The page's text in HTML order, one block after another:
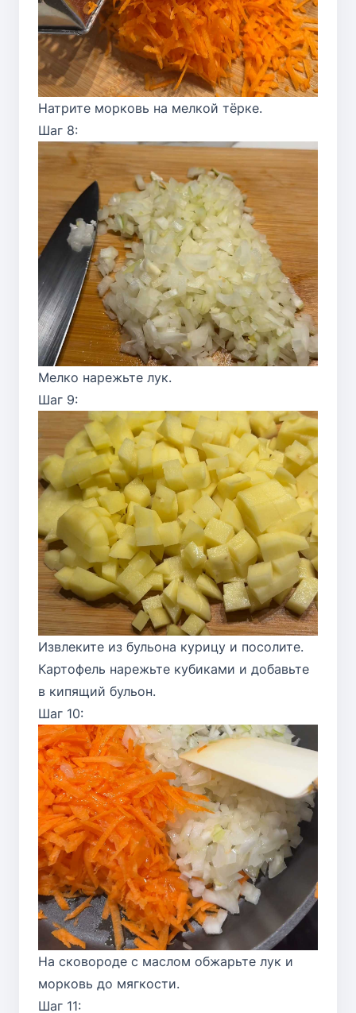
Натрите морковь на мелкой тёрке.
Шаг 8:
Мелко нарежьте лук.
Шаг 9:
Извлеките из бульона курицу и посолите.
Картофель нарежьте кубиками и добавьте
в кипящий бульон.
Шаг 10:
На сковороде с маслом обжарьте лук и
морковь до мягкости.
Шаг 11: